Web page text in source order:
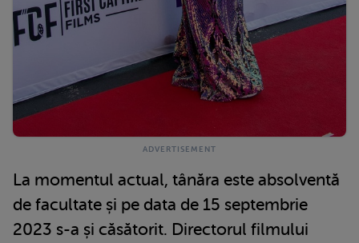
La momentul actual, tânăra este absolventă
de facultate și pe data de 15 septembrie
2023 s-a și căsătorit. Directorul filmului